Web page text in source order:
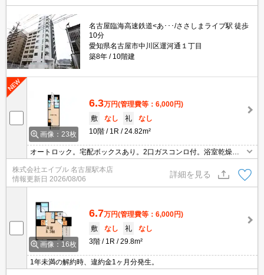
名古屋臨海高速鉄道<あ･･･/ささしまライブ駅 徒歩
10分
愛知県名古屋市中川区運河通１丁目
築8年
10階建
画像：23枚
6.3万円(管理費等：6,000円)
敷
なし 礼
なし
10階
1R 24.82m²
オートロック。宅配ボックスあり。2口ガスコンロ付。浴室乾燥機
付。
株式会社エイブル 名古屋駅本店
情報更新日 2026/08/06
詳細を見る
画像：16枚
6.7万円(管理費等：6,000円)
敷
なし 礼
なし
3階
1R 29.8m²
1年未満の解約時、違約金1ヶ月分発生。